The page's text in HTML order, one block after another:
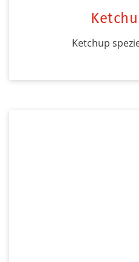
Ketchup